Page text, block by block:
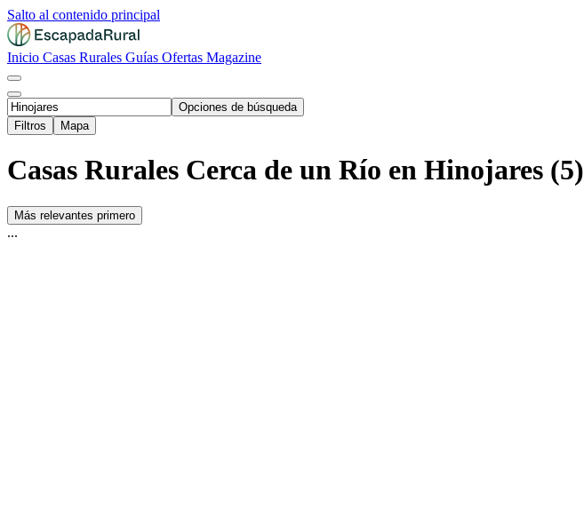
Salto al contenido principal
Inicio Casas Rurales Guías Ofertas Magazine
Opciones de búsqueda
Filtros
Mapa
Casas Rurales Cerca de un Río en Hinojares (5)
Más relevantes primero
...